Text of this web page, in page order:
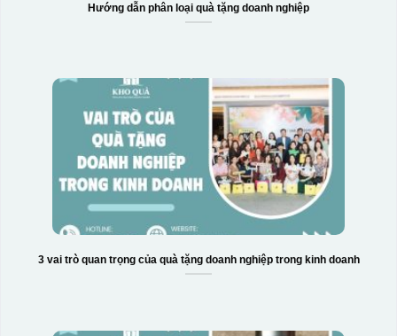
Hướng dẫn phân loại quà tặng doanh nghiệp
3 vai trò quan trọng của quà tặng doanh nghiệp trong kinh doanh